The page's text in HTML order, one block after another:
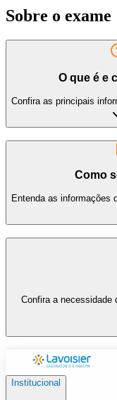
Sobre o exame
O que é e
Confira as principais
Como
Entenda as informações
Confira a necessidade
Institucional